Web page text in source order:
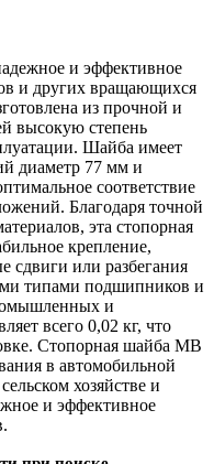
и эффективное
и других вращающихся
из прочной и
высокую степень
Шайба имеет
диаметр 77 мм и
соответствие
Благодаря точной
эта стопорная
крепление,
сдвиги или разбегания
типами подшипников и
и
всего 0,02 кг, что
Стопорная шайба MB
в автомобильной
хозяйстве и
и эффективное